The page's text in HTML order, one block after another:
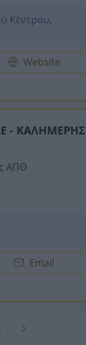
Κέντρου,
Website
- ΚΑΛΗΜΕΡΗΣ
ΑΠΘ
Email